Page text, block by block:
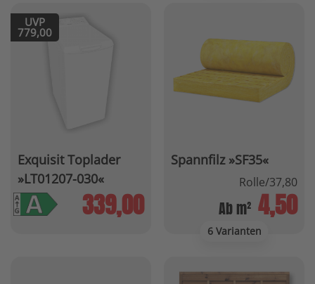
Exquisit Toplader
»LT01207-030«
UVP
779,00
339,00
Spannfilz »SF35«
6 Varianten
Rolle/37,80
Ab m² 4,50